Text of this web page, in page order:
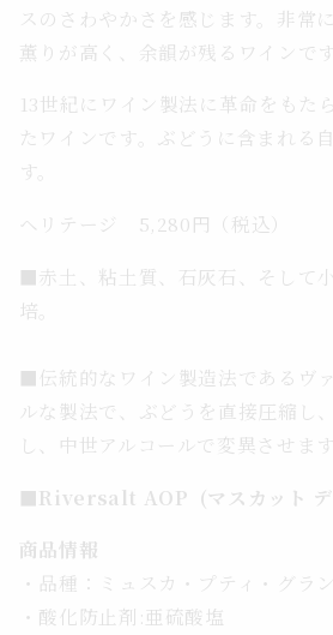
スのさわやかさを感じます。非常
薫りが高く、余韻が残るワインで
13世紀にワイン製法に革命をもた
たワインです。ぶどうに含まれる
す。
ヘリテージ 5,280円（税込）
■ 赤土、粘土質、石灰石、そして
培。
■伝統的なワイン製造法であるヴ
ルな製法で、ぶどうを直接圧縮し
し、中世アルコールで変異させます
■Riversalt AOP (マスカット デ
商品情報
・品種：ミュスカ・プティ・グラ
・酸化防止剤:亜硫酸塩